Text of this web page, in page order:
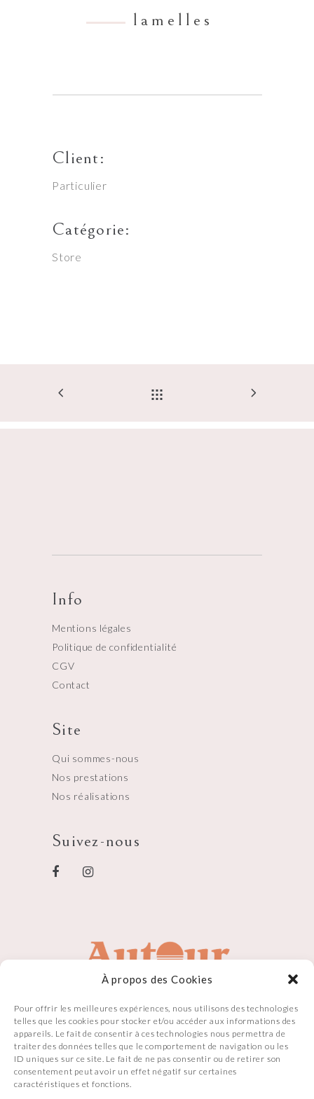
À propos des Cookies
Pour offrir les meilleures expériences, nous utilisons des technologies
telles que les cookies pour stocker et/ou accéder aux informations des
appareils. Le fait de consentir à ces technologies nous permettra de
traiter des données telles que le comportement de navigation ou les
ID uniques sur ce site. Le fait de ne pas consentir ou de retirer son
consentement peut avoir un effet négatif sur certaines
caractéristiques et fonctions.
lamelles
Client:
Particulier
Catégorie:
Store
Info
Mentions légales
Politique de confidentialité
CGV
Contact
Site
Qui sommes-nous
Nos prestations
Nos réalisations
Suivez-nous